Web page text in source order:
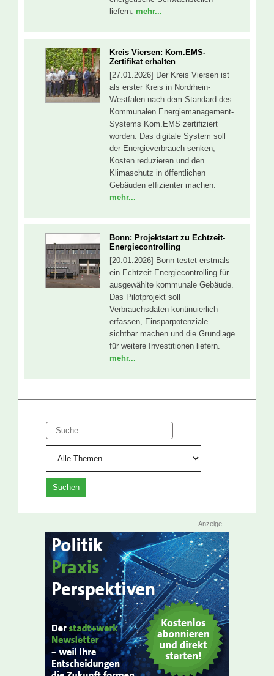
liefern. mehr...
Kreis Viersen: Kom.EMS-
Zertifikat erhalten
[27.01.2026] Der Kreis Viersen ist
als erster Kreis in Nordrhein-
Westfalen nach dem Standard des
Kommunalen Energiemanagement-
Systems Kom.EMS zertifiziert
worden. Das digitale System soll
der Energieverbrauch senken,
Kosten reduzieren und den
Klimaschutz in öffentlichen
Gebäuden effizienter machen.
mehr...
Bonn: Projektstart zu Echtzeit-
Energiecontrolling
[20.01.2026] Bonn testet erstmals
ein Echtzeit-Energiecontrolling für
ausgewählte kommunale Gebäude.
Das Pilotprojekt soll
Verbrauchsdaten kontinuierlich
erfassen, Einsparpotenziale
sichtbar machen und die Grundlage
für weitere Investitionen liefern.
mehr...
Suche
Anzeige